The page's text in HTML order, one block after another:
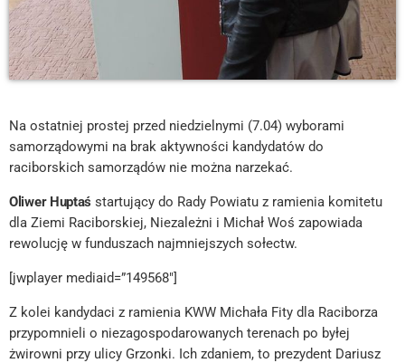
Na ostatniej prostej przed niedzielnymi (7.04) wyborami
samorządowymi na brak aktywności kandydatów do
raciborskich samorządów nie można narzekać.
Oliwer Huptaś startujący do Rady Powiatu z ramienia komitetu
dla Ziemi Raciborskiej, Niezależni i Michał Woś zapowiada
rewolucję w funduszach najmniejszych sołectw.
[jwplayer mediaid=”149568″]
Z kolei kandydaci z ramienia KWW Michała Fity dla Raciborza
przypomnieli o niezagospodarowanych terenach po byłej
żwirowni przy ulicy Grzonki. Ich zdaniem, to prezydent Dariusz